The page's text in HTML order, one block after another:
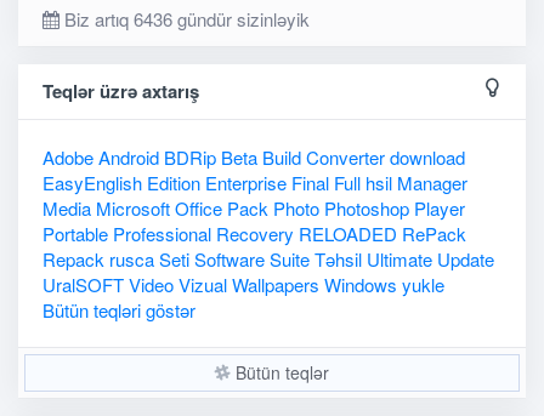
Biz artıq 6436 gündür sizinləyik
Teqlər üzrə axtarış
AdobeAndroid BDRip Beta BuildConverterdownload
EasyEnglish Edition Enterprise Final Full hsil Manager
Media MicrosoftOffice Pack Photo Photoshop Player
Portable Professional Recovery RELOADED RePack
Repack ruscaSetiSoftwareSuiteTəhsil Ultimate Update
UralSOFTVideoVizualWallpapers Windows yukle
Bütün teqləri göstər
Bütün teqlər